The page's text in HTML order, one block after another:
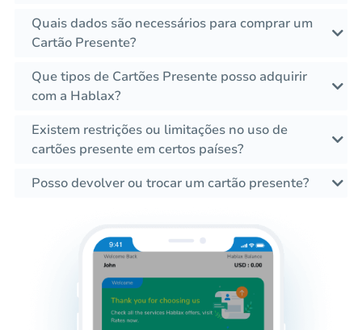
Quais dados são necessários para comprar um
Cartão Presente?
Que tipos de Cartões Presente posso adquirir
com a Hablax?
Existem restrições ou limitações no uso de
cartões presente em certos países?
Posso devolver ou trocar um cartão presente?